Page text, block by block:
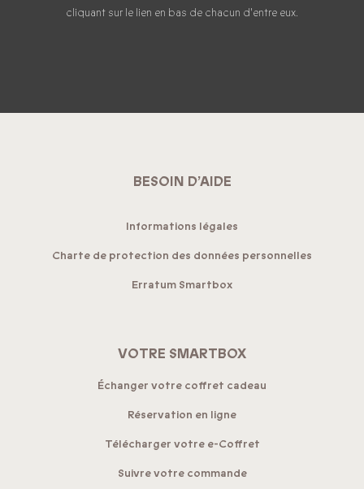
cliquant sur le lien en bas de chacun d'entre eux.
BESOIN D’AIDE
Informations légales
Charte de protection des données personnelles
Erratum Smartbox
VOTRE SMARTBOX
Échanger votre coffret cadeau
Réservation en ligne
Télécharger votre e-Coffret
Suivre votre commande